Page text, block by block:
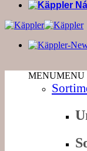
MENUMENU